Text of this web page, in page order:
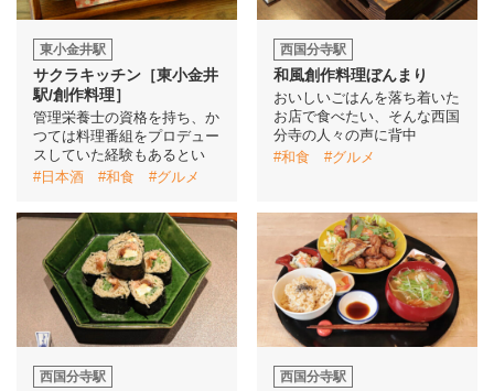
東小金井駅
サクラキッチン［東小金井
駅/創作料理］
管理栄養士の資格を持ち、か
つては料理番組をプロデュー
スしていた経験もあるとい
#日本酒
#和食 #グルメ
西国分寺駅
和風創作料理ぼんまり
おいしいごはんを落ち着いた
お店で食べたい、そんな西国
分寺の人々の声に背中
#和食
#グルメ
西国分寺駅 西国分寺駅